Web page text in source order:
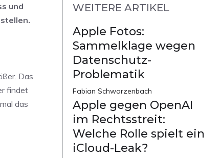
und
Das
findet
das
WEITERE ARTIKEL
Apple Fotos:
Sammelklage wegen
Datenschutz-
Problematik
Fabian Schwarzenbach
Apple gegen OpenAI
im Rechtsstreit:
Welche Rolle spielt ein
iCloud-Leak?